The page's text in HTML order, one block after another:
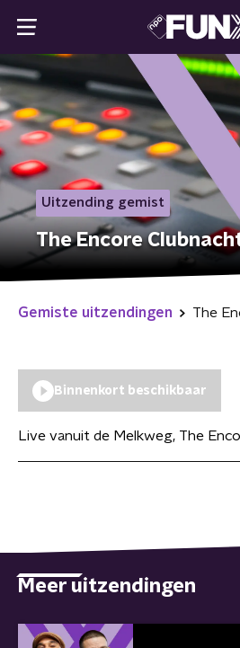
Uitzending gemist
The Encore
Gemiste uitzendingen The
Binnenkort beschikbaar
Live vanuit de Melkweg, The
Meer uitzendingen